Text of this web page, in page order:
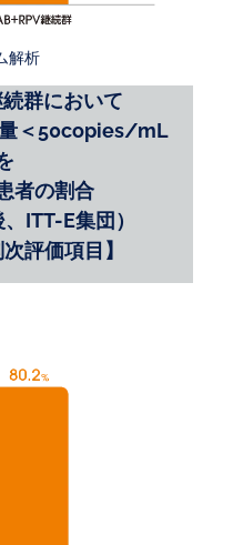
解析
群において
＜50copies/mL
者の割合
ITT-E集団）
評価項目】